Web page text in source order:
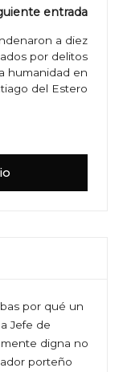
entrada
a diez
por delitos
humanidad en
del Estero
por qué un
Jefe de
digna no
porteño